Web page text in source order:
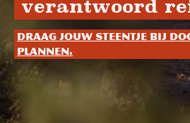
verantwoord
Draag jouw steentje bij
plannen.